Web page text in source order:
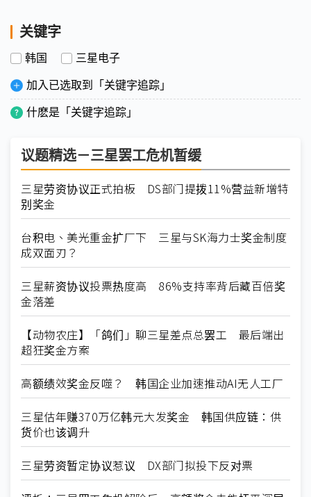
关键字
韩国 三星电子
加入已选取到「关键字追踪」
什麽是「关键字追踪」
议题精选－三星罢工危机暂缓
三星劳资协议正式拍板 DS部门提拨11%营益新增特
别奖金
台积电、美光重金扩厂下 三星与SK海力士奖金制度
成双面刃？
三星薪资协议投票热度高 86%支持率背后藏百倍奖
金落差
【动物农庄】「鸽们」聊三星差点总罢工 最后端出
超狂奖金方案
高额绩效奖金反噬？ 韩国企业加速推动AI无人工厂
三星估年赚370万亿韩元大发奖金 韩国供应链：供
货价也该调升
三星劳资暂定协议惹议 DX部门拟投下反对票